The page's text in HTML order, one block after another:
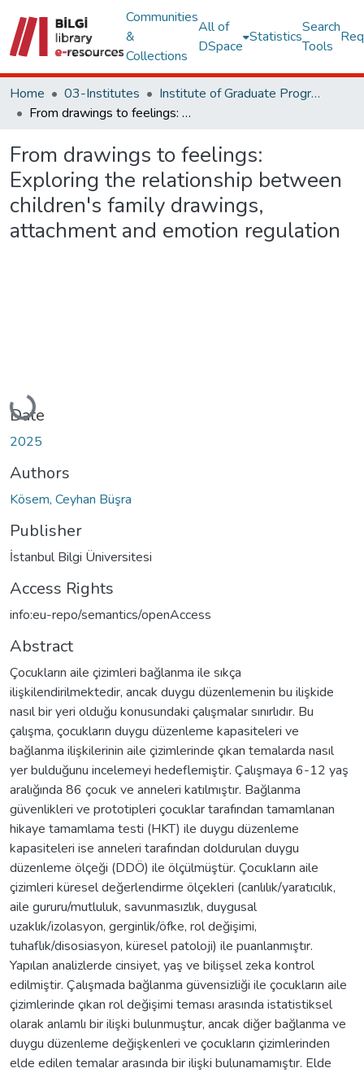
Communities
&
Collections
All of
DSpace
Statistics
Search
Tools
Home 03-Institutes
Institute of Graduate Programs Other Publications Collection
From drawings to feelings: Exploring the relationship between children's family drawings, attachment and emotion regulation
From drawings to feelings:
Exploring the relationship between
children's family drawings,
attachment and emotion regulation
Loading...
Date
2025
Authors
Kösem, Ceyhan Büşra
Publisher
İstanbul Bilgi Üniversitesi
Access Rights
info:eu-repo/semantics/openAccess
Abstract
Çocukların aile çizimleri bağlanma ile sıkça
ilişkilendirilmektedir, ancak duygu düzenlemenin bu ilişkide
nasıl bir yeri olduğu konusundaki çalışmalar sınırlıdır. Bu
çalışma, çocukların duygu düzenleme kapasiteleri ve
bağlanma ilişkilerinin aile çizimlerinde çıkan temalarda nasıl
yer bulduğunu incelemeyi hedeflemiştir. Çalışmaya 6-12 yaş
aralığında 86 çocuk ve anneleri katılmıştır. Bağlanma
güvenlikleri ve prototipleri çocuklar tarafından tamamlanan
hikaye tamamlama testi (HKT) ile duygu düzenleme
kapasiteleri ise anneleri tarafından doldurulan duygu
düzenleme ölçeği (DDÖ) ile ölçülmüştür. Çocukların aile
çizimleri küresel değerlendirme ölçekleri (canlılık/yaratıcılık,
aile gururu/mutluluk, savunmasızlık, duygusal
uzaklık/izolasyon, gerginlik/öfke, rol değişimi,
tuhaflık/disosiasyon, küresel patoloji) ile puanlanmıştır.
Yapılan analizlerde cinsiyet, yaş ve bilişsel zeka kontrol
edilmiştir. Çalışmada bağlanma güvensizliği ile çocukların aile
çizimlerinde çıkan rol değişimi teması arasında istatistiksel
olarak anlamlı bir ilişki bulunmuştur, ancak diğer bağlanma ve
duygu düzenleme değişkenleri ve çocukların çizimlerinden
elde edilen temalar arasında bir ilişki bulunamamıştır. Elde